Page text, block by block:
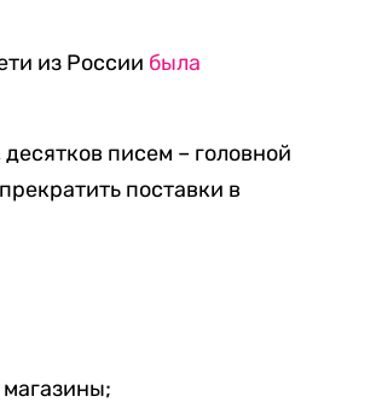
из России была
писем – головной
поставки в